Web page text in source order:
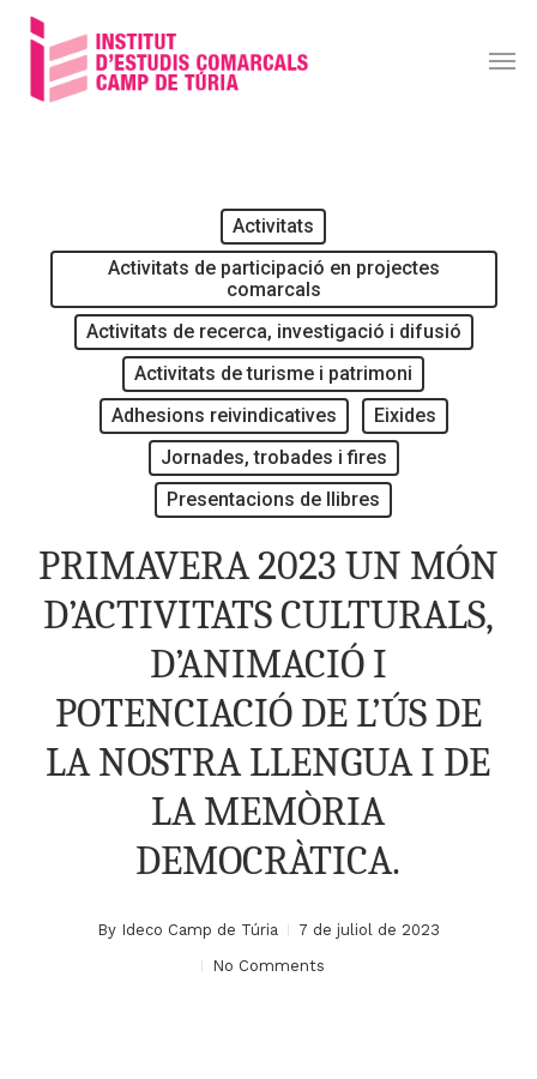
Skip
main
Activitats
Activitats de participació en projectes
comarcals
Activitats de recerca, investigació i difusió
Activitats de turisme i patrimoni
Adhesions reivindicatives
Eixides
Jornades, trobades i fires
Presentacions de llibres
PRIMAVERA 2023 UN MÓN
D’ACTIVITATS CULTURALS,
D’ANIMACIÓ I
POTENCIACIÓ DE L’ÚS DE
LA NOSTRA LLENGUA I DE
LA MEMÒRIA
DEMOCRÀTICA.
By Ideco Camp de Túria
7 de juliol de 2023
No Comments